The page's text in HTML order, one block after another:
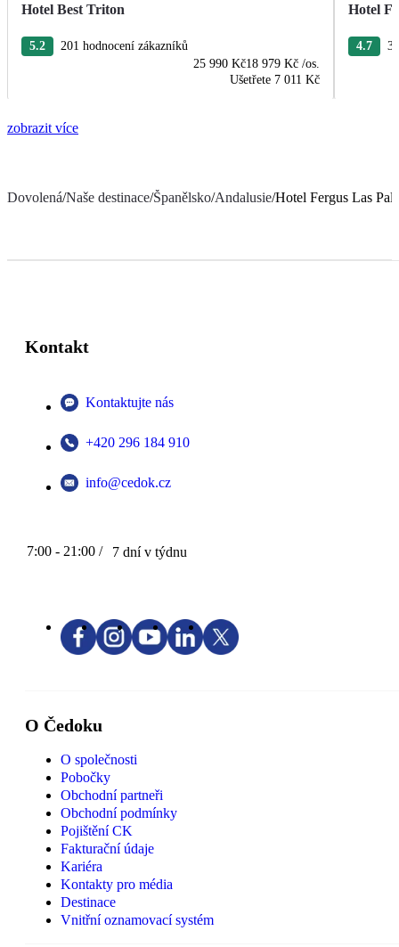
Hotel Best Triton
5.2
201 hodnocení zákazníků
25 990 Kč18 979 Kč /os.
Ušetřete 7 011 Kč
Hotel
4.7
zobrazit více
Dovolená/Naše destinace/Španělsko/Andalusie/Hotel Fergus Las
Kontakt
Kontaktujte nás
+420 296 184 910
info@cedok.cz
7:00 - 21:00 / 7 dní v týdnu
O Čedoku
O společnosti
Pobočky
Obchodní partneři
Obchodní podmínky
Pojištění CK
Fakturační údaje
Kariéra
Kontakty pro média
Destinace
Vnitřní oznamovací systém